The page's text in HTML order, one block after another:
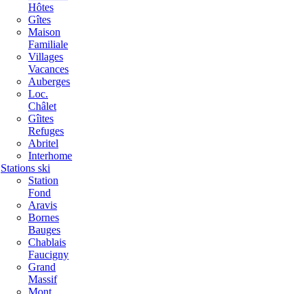
Hôtes
Gîtes
Maison
Familiale
Villages
Vacances
Auberges
Loc.
Châlet
Gîites
Refuges
Abritel
Interhome
Stations ski
Station
Fond
Aravis
Bornes
Bauges
Chablais
Faucigny
Grand
Massif
Mont